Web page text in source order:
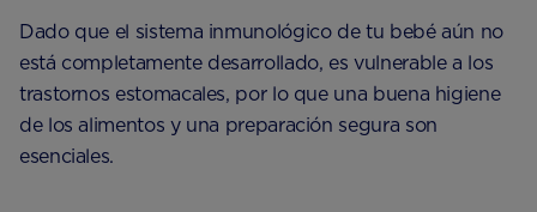
Dado que el sistema inmunológico de tu bebé aún no
está completamente desarrollado, es vulnerable a los
trastornos estomacales, por lo que una buena higiene
de los alimentos y una preparación segura son
esenciales.